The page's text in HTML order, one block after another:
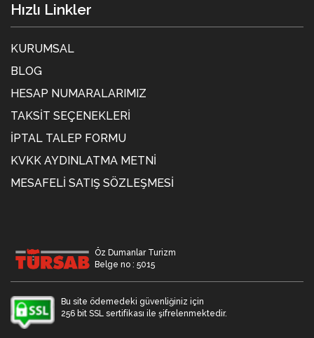
Hızlı Linkler
KURUMSAL
BLOG
HESAP NUMARALARIMIZ
TAKSIT SEÇENEKLERI
İPTAL TALEP FORMU
KVKK AYDINLATMA METNİ
MESAFELI SATIŞ SÖZLEŞMESI
Öz Dumanlar Turizm
Belge no : 5015
Bu site ödemedeki güvenliğiniz için
256 bit SSL sertifikası ile şifrelenmektedir.